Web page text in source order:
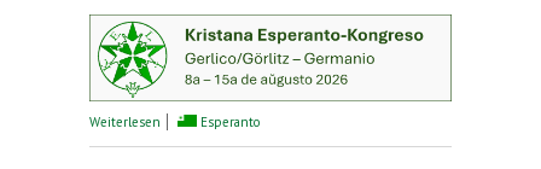
Weiterlesen über Christlicher Esperanto-Kongress 2026
Esperanto